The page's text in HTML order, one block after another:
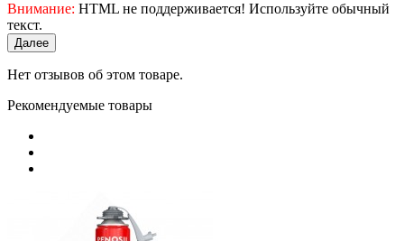
Внимание: HTML не поддерживается! Используйте обычный
текст.
Далее
Нет отзывов об этом товаре.
Рекомендуемые товары